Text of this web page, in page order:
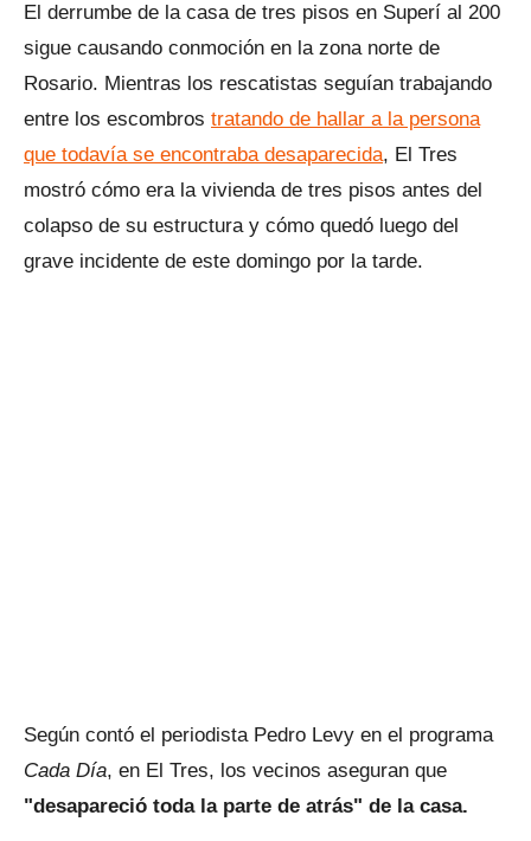
El derrumbe de la casa de tres pisos en Superí al 200
sigue causando conmoción en la zona norte de
Rosario. Mientras los rescatistas seguían trabajando
entre los escombros tratando de hallar a la persona
que todavía se encontraba desaparecida, El Tres
mostró cómo era la vivienda de tres pisos antes del
colapso de su estructura y cómo quedó luego del
grave incidente de este domingo por la tarde.
Según contó el periodista Pedro Levy en el programa
Cada Día, en El Tres, los vecinos aseguran que
"desapareció toda la parte de atrás" de la casa.